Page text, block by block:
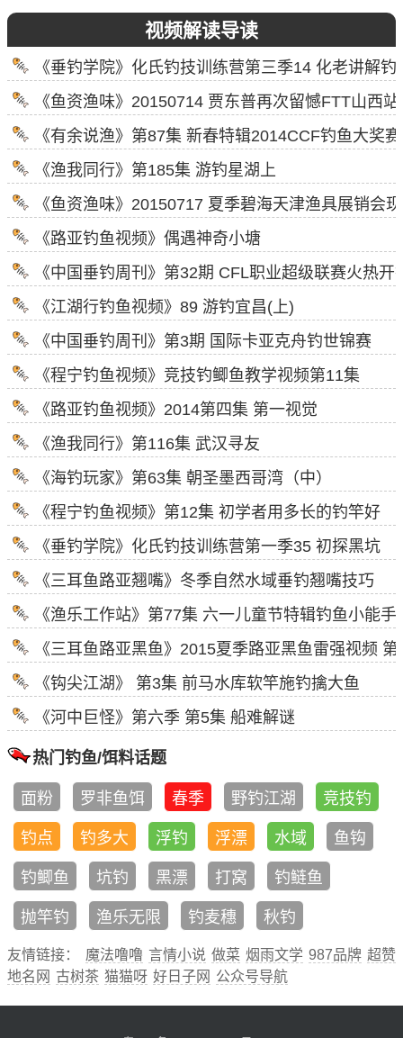
视频解读导读
《垂钓学院》化氏钓技训练营第三季14 化老讲解
《鱼资渔味》20150714 贾东普再次留憾FTT山西站
《有余说渔》第87集 新春特辑2014CCF钓鱼大奖
《渔我同行》第185集 游钓星湖上
《鱼资渔味》20150717 夏季碧海天津渔具展销会
《路亚钓鱼视频》偶遇神奇小塘
《中国垂钓周刊》第32期 CFL职业超级联赛火热开
《江湖行钓鱼视频》89 游钓宜昌(上)
《中国垂钓周刊》第3期 国际卡亚克舟钓世锦赛
《程宁钓鱼视频》竞技钓鲫鱼教学视频第11集
《路亚钓鱼视频》2014第四集 第一视觉
《渔我同行》第116集 武汉寻友
《海钓玩家》第63集 朝圣墨西哥湾（中）
《程宁钓鱼视频》第12集 初学者用多长的钓竿好
《垂钓学院》化氏钓技训练营第一季35 初探黑坑
《三耳鱼路亚翘嘴》冬季自然水域垂钓翘嘴技巧
《渔乐工作站》第77集 六一儿童节特辑钓鱼小能手
《三耳鱼路亚黑鱼》2015夏季路亚黑鱼雷强视频 第
《钩尖江湖》 第3集 前马水库软竿施钓擒大鱼
《河中巨怪》第六季 第5集 船难解谜
热门钓鱼/饵料话题
面粉 罗非鱼饵 春季 野钓江湖 竞技钓
钓点 钓多大 浮钓 浮漂 水域 鱼钩
钓鲫鱼 坑钓 黑漂 打窝 钓鲢鱼
抛竿钓 渔乐无限 钓麦穗 秋钓
友情链接： 魔法噜噜 言情小说 做菜 烟雨文学 987品牌 超赞
地名网 古树茶 猫猫呀 好日子网 公众号导航